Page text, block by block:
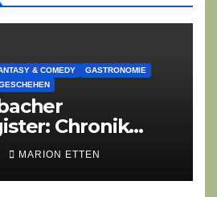
& COMEDY
GASTRONOMIE
Chronik
MARION ETTEN